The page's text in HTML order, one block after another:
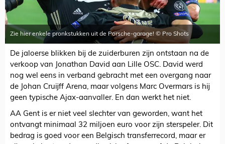
Zie hier enkele pronkstukken uit de Porsche-garage! © Pro Shots
De jaloerse blikken bij de zuiderburen zijn ontstaan na de
verkoop van Jonathan David aan Lille OSC. David werd
nog wel eens in verband gebracht met een overgang naar
de Johan Cruijff Arena, maar volgens Marc Overmars is hij
geen typische Ajax-aanvaller. En dan werkt het niet.
AA Gent is er niet veel slechter van geworden, want het
ontvangt minimaal 32 miljoen euro voor zijn sterspeler. Dit
bedrag is goed voor een Belgisch transferrecord, maar er